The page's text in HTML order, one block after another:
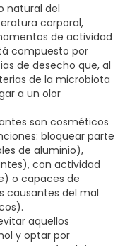
natural del
corporal,
de actividad
compuesto por
de desecho que, al
de la microbiota
a un olor
son cosméticos
bloquear parte
de aluminio),
con actividad
o capaces de
causantes del mal
aquellos
y optar por